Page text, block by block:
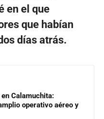
en el que
que habían
días atrás.
Calamuchita:
operativo aéreo y